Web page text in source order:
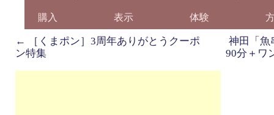
購入 表示 体験
←
［くまポン］3周年ありがとうクーポ
ン特集
神田「魚
90分＋ワ